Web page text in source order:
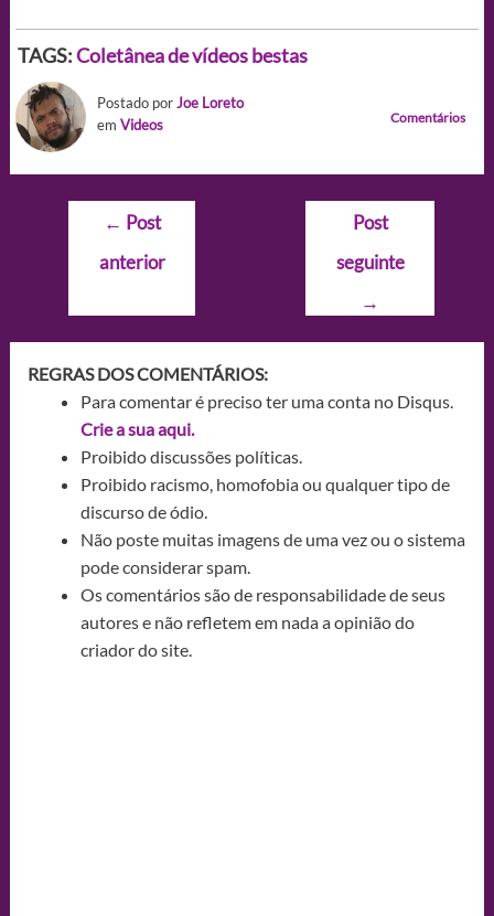
TAGS:Coletânea de vídeos bestas
Postado porJoe Loreto
em Videos Comentários
Navegação
Post
← Post
anterior
Post
seguinte
→
REGRAS DOS COMENTÁRIOS:
Para comentar é preciso ter uma conta no Disqus.
Crie a sua aqui.
Proibido discussões políticas.
Proibido racismo, homofobia ou qualquer tipo de
discurso de ódio.
Não poste muitas imagens de uma vez ou o sistema
pode considerar spam.
Os comentários são de responsabilidade de seus
autores e não refletem em nada a opinião do
criador do site.